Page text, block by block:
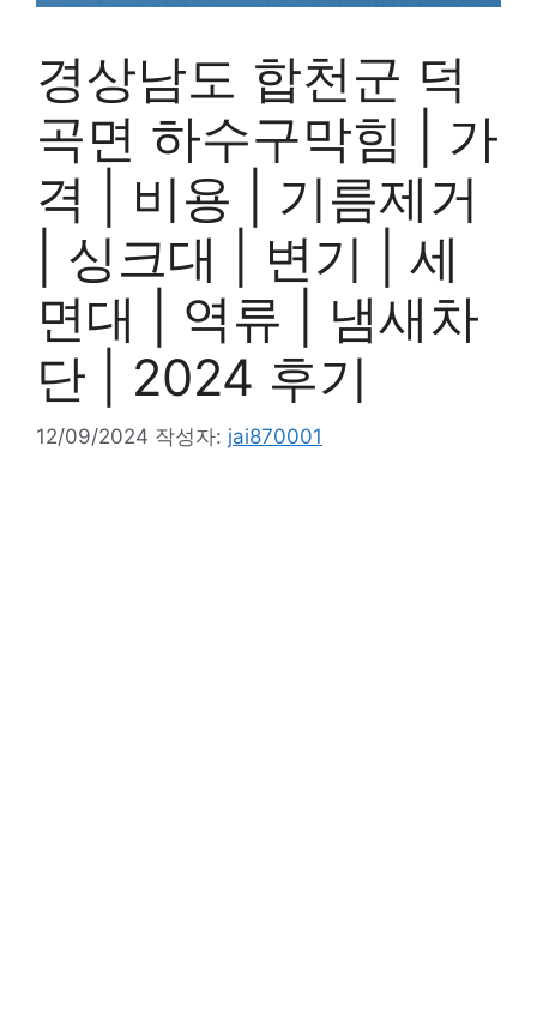
경상남도 합천군 덕
곡면 하수구막힘 | 가
격 | 비용 | 기름제거
| 싱크대 | 변기 | 세
면대 | 역류 | 냄새차
단 | 2024 후기
12/09/2024 작성자: jai870001